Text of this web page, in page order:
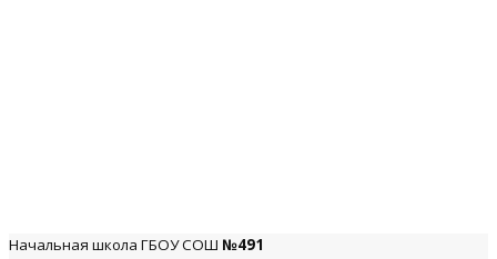
Начальная школа ГБОУ СОШ №491